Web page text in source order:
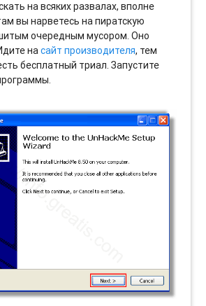
на всяких развалах, вполне
вы нарветесь на пиратскую
очередным мусором. Оно
насайт производителя, тем
бесплатный триал. Запустите